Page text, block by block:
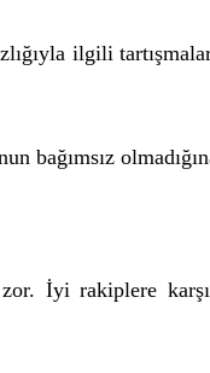
ilgili
İyi rakiplere